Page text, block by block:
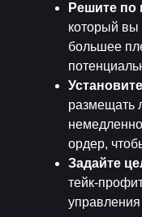
Решите по
который вы
большее
размещать
ордер,
Задайте
тейк-